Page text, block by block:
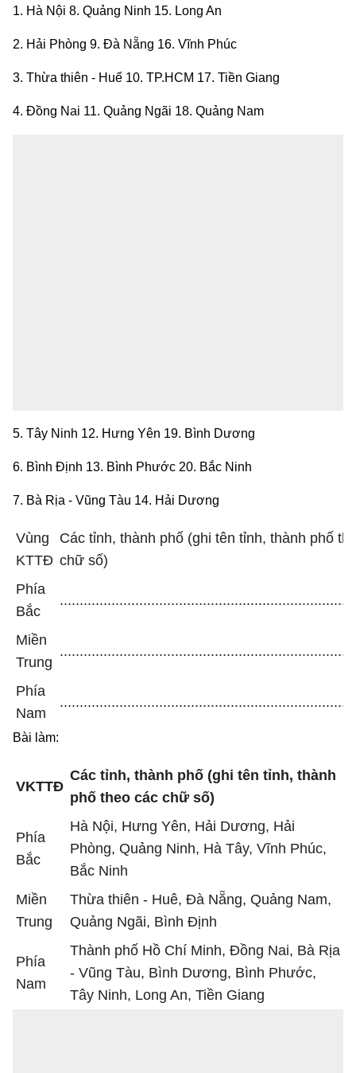
1. Hà Nội 8. Quảng Ninh 15. Long An
2. Hải Phòng 9. Đà Nẵng 16. Vĩnh Phúc
3. Thừa thiên - Huế 10. TP.HCM 17. Tiền Giang
4. Đồng Nai 11. Quảng Ngãi 18. Quảng Nam
5. Tây Ninh 12. Hưng Yên 19. Bình Dương
6. Bình Định 13. Bình Phước 20. Bắc Ninh
7. Bà Rịa - Vũng Tàu 14. Hải Dương
Vùng
KTTĐ
Các tỉnh, thành phố (ghi tên tỉnh, thành phố
chữ số)
Phía
Bắc
Miền
Trung
Phía
Nam
Bài làm:
VKTTĐ
Các tỉnh, thành phố (ghi tên tỉnh, thành
phố theo các chữ số)
Phía
Bắc
Hà Nội, Hưng Yên, Hải Dương, Hải
Phòng, Quảng Ninh, Hà Tây, Vĩnh Phúc,
Bắc Ninh
Miền
Trung
Thừa thiên - Huê, Đà Nẵng, Quảng Nam,
Quảng Ngãi, Bình Định
Phía
Nam
Thành phố Hồ Chí Minh, Đồng Nai, Bà Rịa
- Vũng Tàu, Bình Dương, Bình Phước,
Tây Ninh, Long An, Tiền Giang